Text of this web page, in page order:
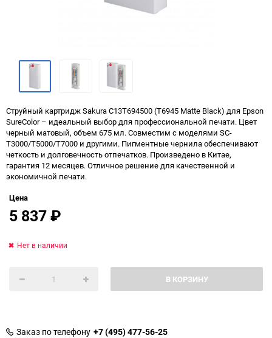
Струйный картридж Sakura C13T694500 (T6945 Matte Black) для Epson
SureColor – идеальный выбор для профессиональной печати. Цвет
черный матовый, объем 675 мл. Совместим с моделями SC-
T3000/T5000/T7000 и другими. Пигментные чернила обеспечивают
четкость и долговечность отпечатков. Произведено в Китае,
гарантия 12 месяцев. Отличное решение для качественной и
экономичной печати.
Цена
5 837₽
В КОРЗИНУ
Нет в наличии
Заказ по телефону +7 (495) 477-56-25